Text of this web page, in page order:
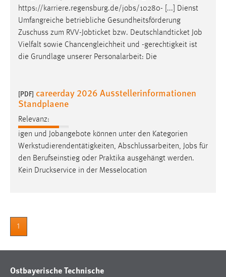
https://karriere.regensburg.de/jobs/10280- [...] Dienst
Umfangreiche betriebliche Gesundheitsförderung
Zuschuss zum RVV-Jobticket bzw. Deutschlandticket Job
Vielfalt sowie Chancengleichheit und -gerechtigkeit ist
die Grundlage unserer Personalarbeit: Die
[PDF] careerday 2026 Ausstellerinformationen
Standplaene
Relevanz:
igen und Jobangebote können unter den Kategorien
Werkstudierendentätigkeiten, Abschlussarbeiten, Jobs für
den Berufseinstieg oder Praktika ausgehängt werden.
Kein Druckservice in der Messelocation
1
Ostbayerische Technische